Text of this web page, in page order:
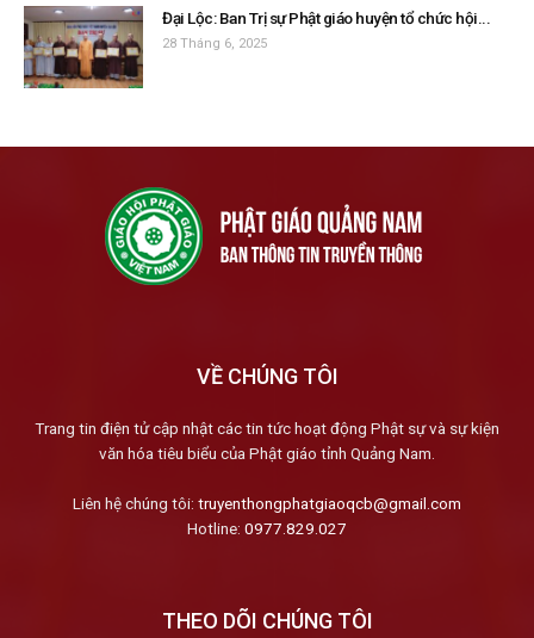
Đại Lộc: Ban Trị sự Phật giáo huyện tổ chức hội...
28 Tháng 6, 2025
VỀ CHÚNG TÔI
Trang tin điện tử cập nhật các tin tức hoạt động Phật sự và sự kiện
văn hóa tiêu biểu của Phật giáo tỉnh Quảng Nam.
Liên hệ chúng tôi: truyenthongphatgiaoqcb@gmail.com
Hotline: 0977.829.027
THEO DÕI CHÚNG TÔI